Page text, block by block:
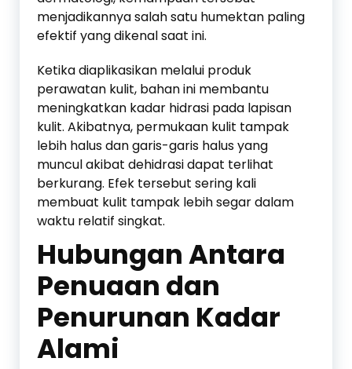
menjadikannya salah satu humektan paling
efektif yang dikenal saat ini.
Ketika diaplikasikan melalui produk
perawatan kulit, bahan ini membantu
meningkatkan kadar hidrasi pada lapisan
kulit. Akibatnya, permukaan kulit tampak
lebih halus dan garis-garis halus yang
muncul akibat dehidrasi dapat terlihat
berkurang. Efek tersebut sering kali
membuat kulit tampak lebih segar dalam
waktu relatif singkat.
Hubungan Antara
Penuaan dan
Penurunan Kadar
Alami